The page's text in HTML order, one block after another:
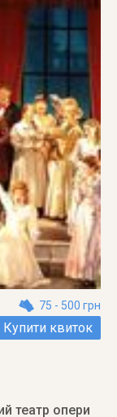
75 - 500 грн
Купити квиток
театр опери